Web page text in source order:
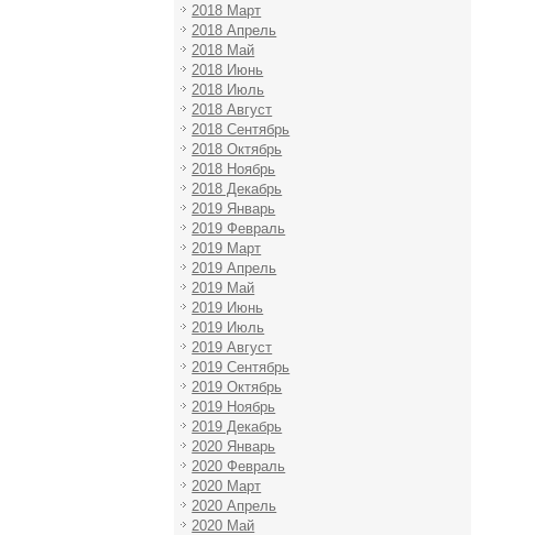
2018 Март
2018 Апрель
2018 Май
2018 Июнь
2018 Июль
2018 Август
2018 Сентябрь
2018 Октябрь
2018 Ноябрь
2018 Декабрь
2019 Январь
2019 Февраль
2019 Март
2019 Апрель
2019 Май
2019 Июнь
2019 Июль
2019 Август
2019 Сентябрь
2019 Октябрь
2019 Ноябрь
2019 Декабрь
2020 Январь
2020 Февраль
2020 Март
2020 Апрель
2020 Май